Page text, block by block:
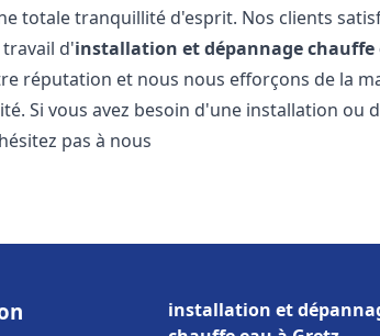
totale tranquillité d'esprit. Nos clients
d'installation et dépannage chauffe
réputation et nous nous efforçons de la
Si vous avez besoin d'une installation ou
pas à nous
installation et